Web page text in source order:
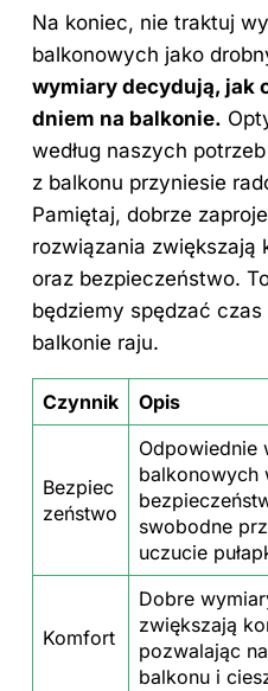
Na koniec, nie traktuj
balkonowych jako
wymiary decydują, jak
dniem na balkonie.
według naszych
z balkonu przyniesie
Pamiętaj, dobrze
rozwiązania zwiększają
oraz bezpieczeństwo.
będziemy spędzać czas
balkonie raju.
Czynnik Opis
Bezpiec
zeństwo
Odpowiednie
balkonowych
swobodne
uczucie
Komfort
Dobre
zwiększają
pozwalając
balkonu i